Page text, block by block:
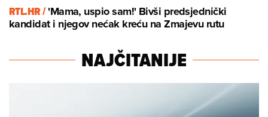
RTL.HR /'Mama, uspio sam!' Bivši predsjednički
kandidat i njegov nećak kreću na Zmajevu rutu
NAJČITANIJE